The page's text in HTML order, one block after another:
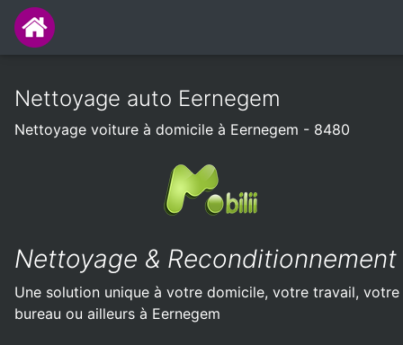
Nettoyage auto Eernegem
Nettoyage voiture à domicile à Eernegem - 8480
Nettoyage & Reconditionnement
Une solution unique à votre domicile, votre travail, votre
bureau ou ailleurs à Eernegem